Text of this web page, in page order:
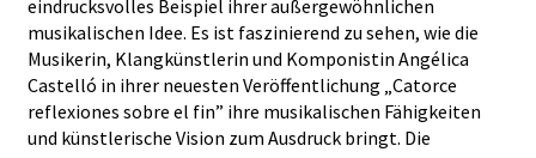
Contact
eindrucksvolles Beispiel ihrer außergewöhnlichen
musikalischen Idee. Es ist faszinierend zu sehen, wie die
Musikerin, Klangkünstlerin und Komponistin Angélica
Castelló in ihrer neuesten Veröffentlichung „Catorce
reflexiones sobre el fin” ihre musikalischen Fähigkeiten
und künstlerische Vision zum Ausdruck bringt. Die